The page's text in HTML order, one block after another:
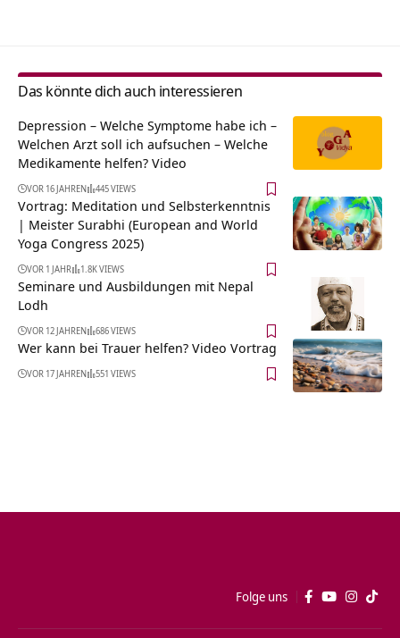
Das könnte dich auch interessieren
Depression – Welche Symptome habe ich –
Welchen Arzt soll ich aufsuchen – Welche
Medikamente helfen? Video
VOR 16 JAHREN 445 VIEWS
Vortrag: Meditation und Selbsterkenntnis
| Meister Surabhi (European and World
Yoga Congress 2025)
VOR 1 JAHR 1.8K VIEWS
Seminare und Ausbildungen mit Nepal
Lodh
VOR 12 JAHREN 686 VIEWS
Wer kann bei Trauer helfen? Video Vortrag
VOR 17 JAHREN 551 VIEWS
Folge uns